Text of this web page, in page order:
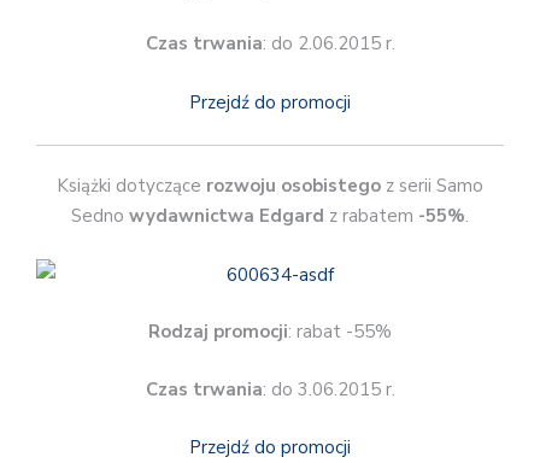
Czas trwania: do 2.06.2015 r.
Przejdź do promocji
Książki dotyczące rozwoju osobistego z serii Samo
Sedno wydawnictwa Edgard z rabatem -55%.
Rodzaj promocji: rabat -55%
Czas trwania: do 3.06.2015 r.
Przejdź do promocji